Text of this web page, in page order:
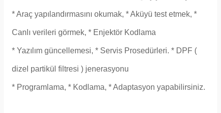
* Araç yapılandırmasını okumak, * Aküyü test etmek, *
Canlı verileri görmek, * Enjektör Kodlama
* Yazılım güncellemesi, * Servis Prosedürleri. * DPF (
dizel partikül filtresi ) jenerasyonu
* Programlama, * Kodlama, * Adaptasyon yapabilirsiniz.